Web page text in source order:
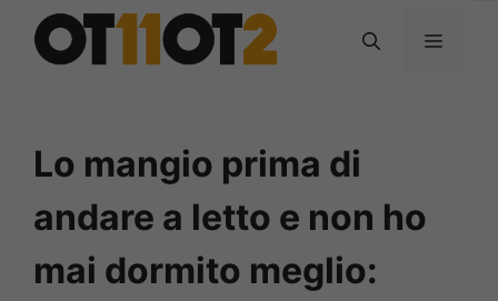
contenuto
MENU
Lo mangio prima di
andare a letto e non ho
mai dormito meglio: